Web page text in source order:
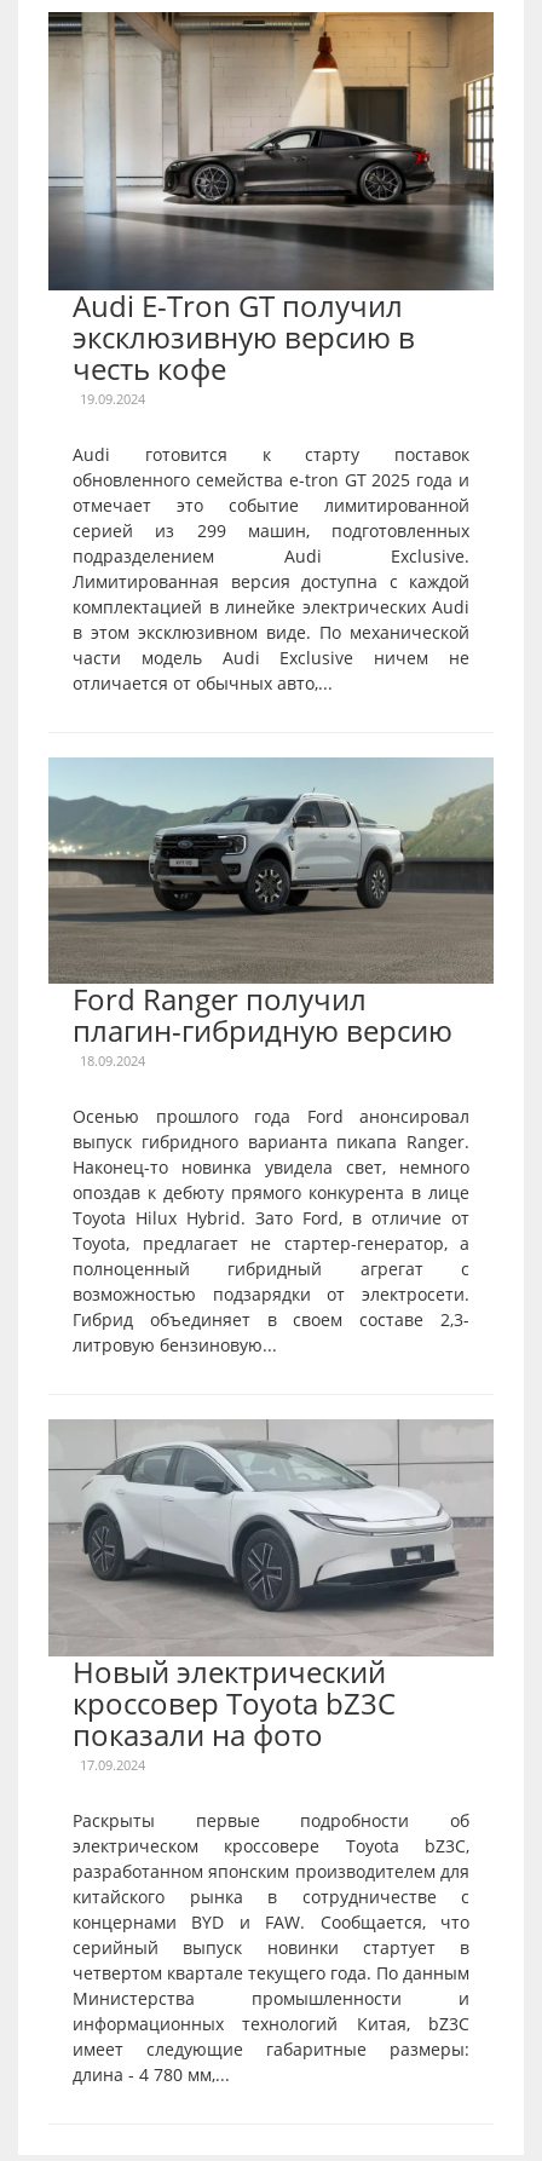
Audi E-Tron GT получил
эксклюзивную версию в
честь кофе
19.09.2024
Audi готовится к старту поставок
обновленного семейства e-tron GT 2025 года и
отмечает это событие лимитированной
серией из 299 машин, подготовленных
подразделением Audi Exclusive.
Лимитированная версия доступна с каждой
комплектацией в линейке электрических Audi
в этом эксклюзивном виде. По механической
части модель Audi Exclusive ничем не
отличается от обычных авто,...
Ford Ranger получил
плагин-гибридную версию
18.09.2024
Осенью прошлого года Ford анонсировал
выпуск гибридного варианта пикапа Ranger.
Наконец-то новинка увидела свет, немного
опоздав к дебюту прямого конкурента в лице
Toyota Hilux Hybrid. Зато Ford, в отличие от
Toyota, предлагает не стартер-генератор, а
полноценный гибридный агрегат с
возможностью подзарядки от электросети.
Гибрид объединяет в своем составе 2,3-
литровую бензиновую...
Новый электрический
кроссовер Toyota bZ3C
показали на фото
17.09.2024
Раскрыты первые подробности об
электрическом кроссовере Toyota bZ3C,
разработанном японским производителем для
китайского рынка в сотрудничестве с
концернами BYD и FAW. Сообщается, что
серийный выпуск новинки стартует в
четвертом квартале текущего года. По данным
Министерства промышленности и
информационных технологий Китая, bZ3C
имеет следующие габаритные размеры:
длина - 4 780 мм,...